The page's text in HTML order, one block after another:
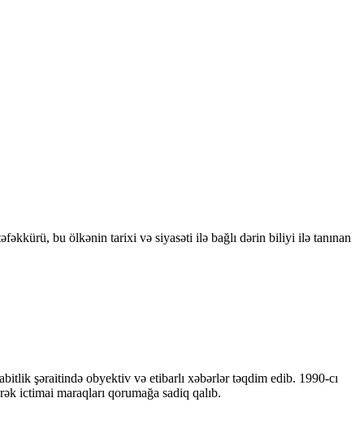
bu ölkənin tarixi və siyasəti ilə bağlı dərin biliyi ilə tanınan
şəraitində obyektiv və etibarlı xəbərlər təqdim edib. 1990-cı
ictimai maraqları qorumağa sadiq qalıb.